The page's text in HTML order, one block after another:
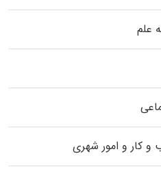
علم
کار و امور شهری